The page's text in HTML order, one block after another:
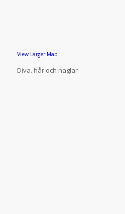
View Larger Map
Diva. hår och naglar